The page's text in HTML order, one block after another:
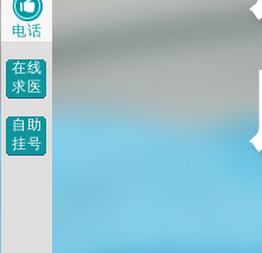
电话
在线
求医
自助
挂号